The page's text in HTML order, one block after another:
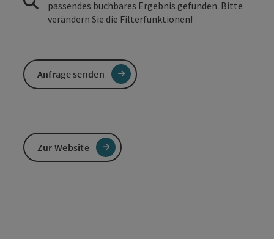
passendes buchbares Ergebnis gefunden. Bitte
verändern Sie die Filterfunktionen!
Anfrage senden
Zur Website